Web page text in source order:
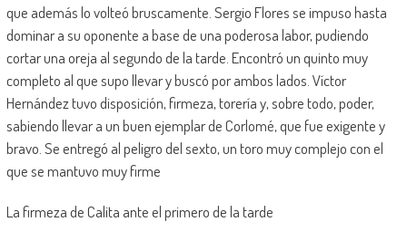
que además lo volteó bruscamente. Sergio Flores se impuso hasta
dominar a su oponente a base de una poderosa labor, pudiendo
cortar una oreja al segundo de la tarde. Encontró un quinto muy
completo al que supo llevar y buscó por ambos lados. Víctor
Hernández tuvo disposición, firmeza, torería y, sobre todo, poder,
sabiendo llevar a un buen ejemplar de Corlomé, que fue exigente y
bravo. Se entregó al peligro del sexto, un toro muy complejo con el
que se mantuvo muy firme
La firmeza de Calita ante el primero de la tarde